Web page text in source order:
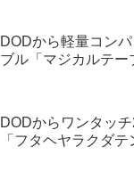
DODから軽量コン
ブル「マジカルテー
DODからワンタッ
「フタヘヤラクダ